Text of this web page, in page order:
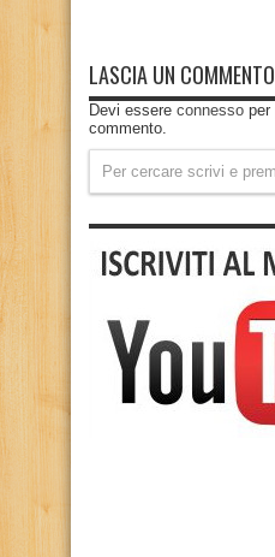
LASCIA UN COMMENTO
Devi essere connesso per
commento.